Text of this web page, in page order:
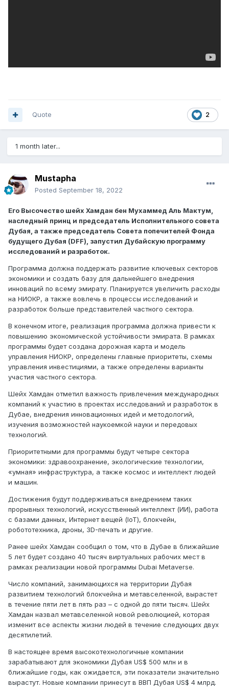
2
Quote
1 month later...
Mustapha
Posted September 18, 2022
Его Высочество шейх Хамдан бен Мухаммед Аль Мактум,
наследный принц и председатель Исполнительного совета
Дубая, а также председатель Совета попечителей Фонда
будущего Дубая (DFF), запустил Дубайскую программу
исследований и разработок.
Программа должна поддержать развитие ключевых секторов
экономики и создать базу для дальнейшего внедрения
инноваций по всему эмирату. Планируется увеличить расходы
на НИОКР, а также вовлечь в процессы исследований и
разработок больше представителей частного сектора.
В конечном итоге, реализация программа должна привести к
повышению экономической устойчивости эмирата. В рамках
программы будет создана дорожная карта и модель
управления НИОКР, определены главные приоритеты, схемы
управления инвестициями, а также определены варианты
участия частного сектора.
Шейх Хамдан отметил важность привлечения международных
компаний к участию в проектах исследований и разработок в
Дубае, внедрения инновационных идей и методологий,
изучения возможностей наукоемкой науки и передовых
технологий.
Приоритетными для программы будут четыре сектора
экономики: здравоохранение, экологические технологии,
«умная» инфраструктура, а также космос и интеллект людей
и машин.
Достижения будут поддерживаться внедрением таких
прорывных технологий, искусственный интеллект (ИИ), работа
с базами данных, Интернет вещей (IoT), блокчейн,
робототехника, дроны, 3D-печать и другие.
Ранее шейх Хамдан сообщил о том, что в Дубае в ближайшие
5 лет будет создано 40 тысяч виртуальных рабочих мест в
рамках реализации новой программы Dubai Metaverse.
Число компаний, занимающихся на территории Дубая
развитием технологий блокчейна и метавселенной, вырастет
в течение пяти лет в пять раз – с одной до пяти тысяч. Шейх
Хамдан назвал метавселенной новой революцией, которая
изменит все аспекты жизни людей в течение следующих двух
десятилетий.
В настоящее время высокотехнологичные компании
зарабатывают для экономики Дубая US$ 500 млн и в
ближайшие годы, как ожидается, эти показатели значительно
вырастут. Новые компании принесут в ВВП Дубая US$ 4 млрд.